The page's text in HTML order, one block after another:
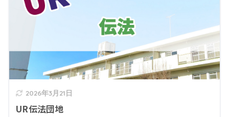
2026年3月21日
UR伝法団地